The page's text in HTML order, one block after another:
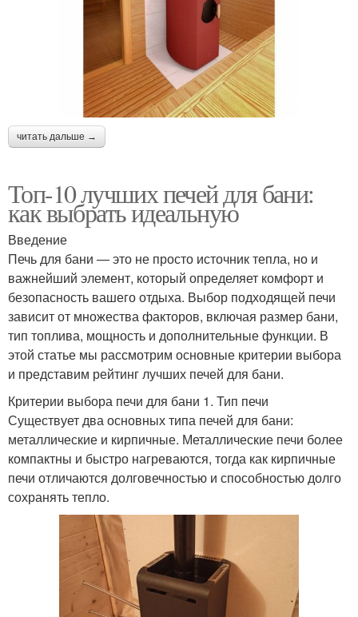
читать дальше →
Топ-10 лучших печей для бани:
как выбрать идеальную
Введение
Печь для бани — это не просто источник тепла, но и
важнейший элемент, который определяет комфорт и
безопасность вашего отдыха. Выбор подходящей печи
зависит от множества факторов, включая размер бани,
тип топлива, мощность и дополнительные функции. В
этой статье мы рассмотрим основные критерии выбора
и представим рейтинг лучших печей для бани.
Критерии выбора печи для бани 1. Тип печи
Существует два основных типа печей для бани:
металлические и кирпичные. Металлические печи более
компактны и быстро нагреваются, тогда как кирпичные
печи отличаются долговечностью и способностью долго
сохранять тепло.